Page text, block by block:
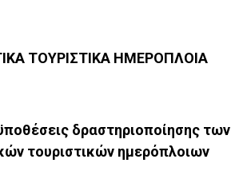
ΤΟΥΡΙΣΤΙΚΑ ΗΜΕΡΟΠΛΟΙΑ
δραστηριοποίησης των
τουριστικών ημερόπλοιων